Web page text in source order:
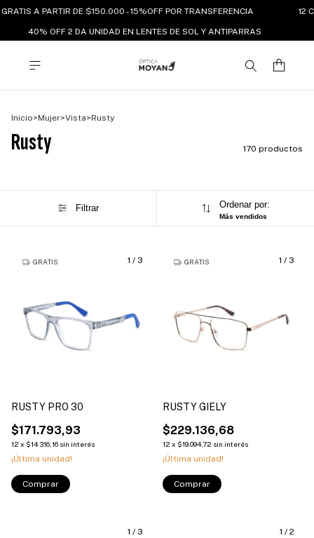
A PARTIR DE $150.000 - 15%OFF POR TRANSFERENCIA 12
40% OFF 2 DA UNIDAD EN LENTES DE SOL Y ANTIPARRAS
Inicio>Mujer>Vista>Rusty
Rusty 170 productos
Filtrar Ordenar por:
Más vendidos
1 / 3
GRATIS
RUSTY PRO 30
$171.793,93
12 x $14.316,16 sin interés
¡Última unidad!
Comprar
1 / 3
GRATIS
RUSTY GIELY
$229.136,68
12 x $19.094,72 sin interés
¡Última unidad!
Comprar
1 / 3 1 / 2